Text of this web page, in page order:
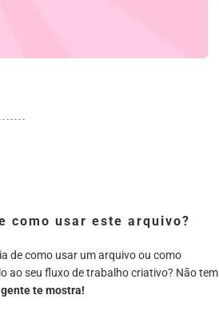
como usar este arquivo?
de como usar um arquivo ou como
ao seu fluxo de trabalho criativo? Não tem
te mostra!